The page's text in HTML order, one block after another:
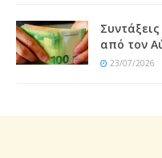
από τον
23/07/2026